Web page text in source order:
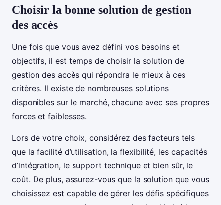
Choisir la bonne solution de gestion
des accès
Une fois que vous avez défini vos besoins et
objectifs, il est temps de choisir la solution de
gestion des accès qui répondra le mieux à ces
critères. Il existe de nombreuses solutions
disponibles sur le marché, chacune avec ses propres
forces et faiblesses.
Lors de votre choix, considérez des facteurs tels
que la facilité d’utilisation, la flexibilité, les capacités
d’intégration, le support technique et bien sûr, le
coût. De plus, assurez-vous que la solution que vous
choisissez est capable de gérer les défis spécifiques